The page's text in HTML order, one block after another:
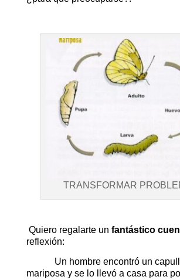
TRANSFORMAR
Quiero regalarte un fantástico
reflexión:
Un hombre encontró un
mariposa y se lo llevó a casa para